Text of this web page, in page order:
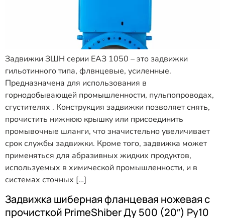
Задвижки ЗШН серии ЕАЗ 1050 – это задвижки
гильотинного типа, флвнцевые, усиленные.
Предназначена для использования в
горнодобывающей промышленности, пульпопроводах,
сгустителях . Конструкция задвижки позволяет снять,
прочистить нижнюю крышку или присоединить
промывочные шланги, что значистельно увеличивает
срок службы задвижки. Кроме того, задвижка может
применяться для абразивных жидких продуктов,
используемых в химической промышленности, и в
системах сточных […]
Задвижка шиберная фланцевая ножевая с
прочисткой PrimeShiber Ду 500 (20″) Ру10